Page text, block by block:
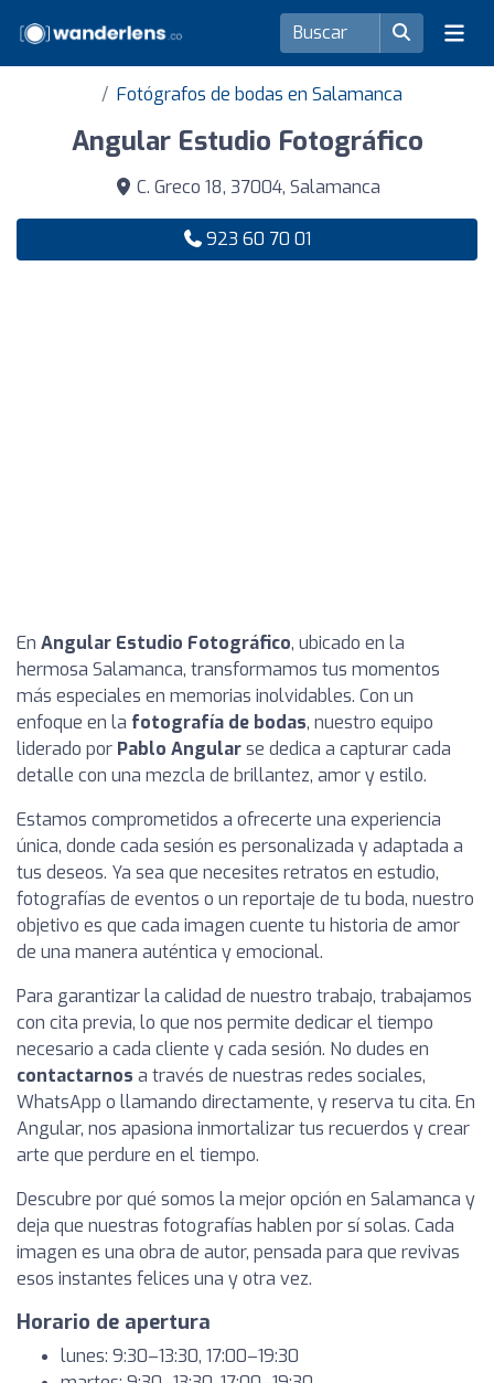
Fotógrafos de bodas en Salamanca
Angular Estudio Fotográfico
C. Greco 18, 37004, Salamanca
923 60 70 01
En Angular Estudio Fotográfico, ubicado en la
hermosa Salamanca, transformamos tus momentos
más especiales en memorias inolvidables. Con un
enfoque en la fotografía de bodas, nuestro equipo
liderado por Pablo Angularse dedica a capturar cada
detalle con una mezcla de brillantez, amor y estilo.
Estamos comprometidos a ofrecerte una experiencia
única, donde cada sesión es personalizada y adaptada a
tus deseos. Ya sea que necesites retratos en estudio,
fotografías de eventos o un reportaje de tu boda, nuestro
objetivo es que cada imagen cuente tu historia de amor
de una manera auténtica y emocional.
Para garantizar la calidad de nuestro trabajo, trabajamos
con cita previa, lo que nos permite dedicar el tiempo
necesario a cada cliente y cada sesión. No dudes en
contactarnos a través de nuestras redes sociales,
WhatsApp o llamando directamente, y reserva tu cita. En
Angular, nos apasiona inmortalizar tus recuerdos y crear
arte que perdure en el tiempo.
Descubre por qué somos la mejor opción en Salamanca y
deja que nuestras fotografías hablen por sí solas. Cada
imagen es una obra de autor, pensada para que revivas
esos instantes felices una y otra vez.
Horario de apertura
lunes: 9:30–13:30, 17:00–19:30